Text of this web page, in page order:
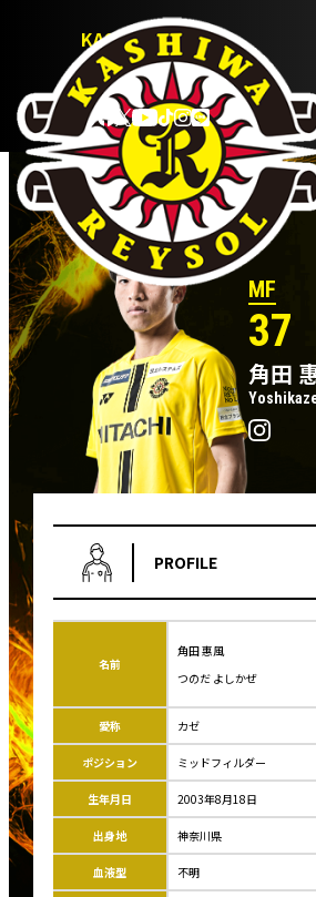
KASHIWA REYSOL
OFFICIAL WEBSITE
TICKET
MF
37
角田
PROFILE
名前
角田 惠風
つのだ よしかぜ
愛称 カゼ
ポジション ミッドフィルダー
生年月日 2003年8月18日
出身地 神奈川県
血液型 不明